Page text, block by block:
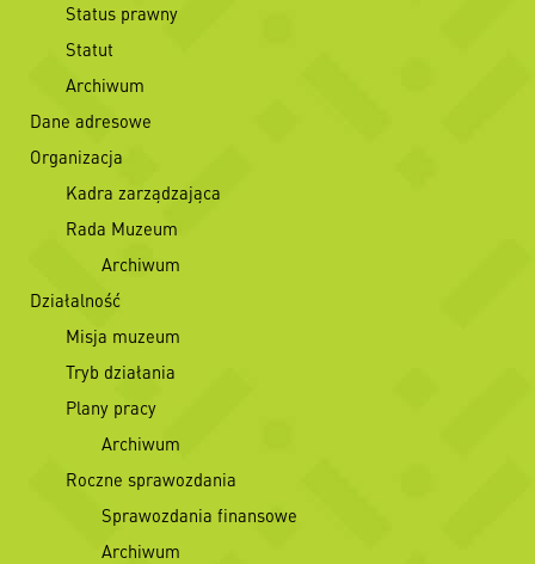
Status prawny
Statut
Archiwum
Dane adresowe
Organizacja
Kadra zarządzająca
Rada Muzeum
Archiwum
Działalność
Misja muzeum
Tryb działania
Plany pracy
Archiwum
Roczne sprawozdania
Sprawozdania finansowe
Archiwum